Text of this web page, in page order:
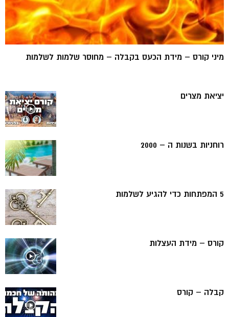
מיני קורס – מידת הכעס בקבלה – מחוסר שלמות לשלמות
יציאת מצרים
רוחניות בשנות ה – 2000
5 המפתחות כדי להגיע לשלמות
קורס – מידת העצלות
קבלה – קורס